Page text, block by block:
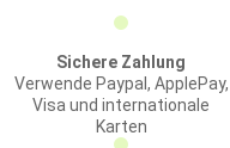
Sichere Zahlung
Verwende Paypal, ApplePay,
Visa und internationale
Karten